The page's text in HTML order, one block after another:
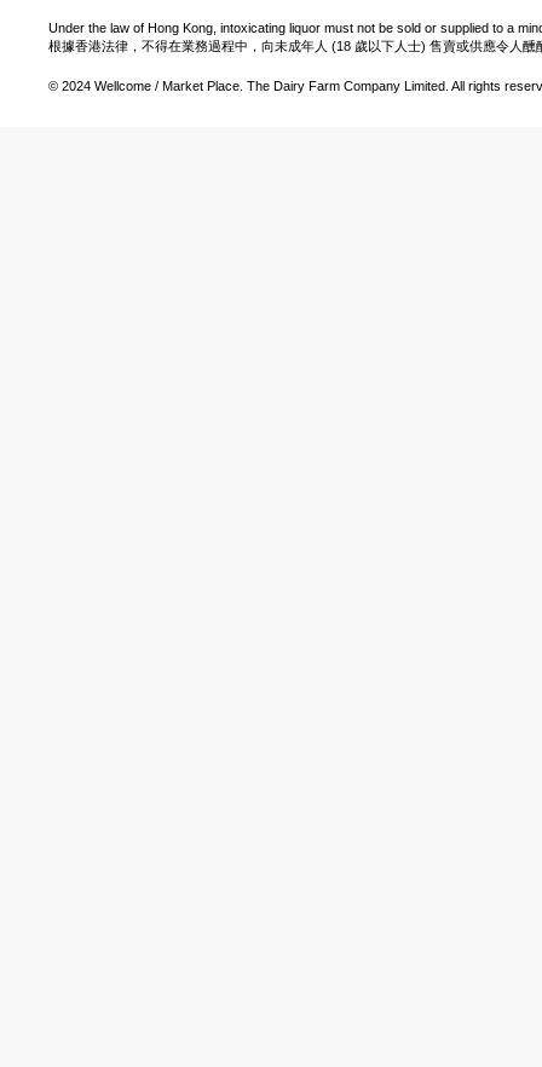
Under the law of Hong Kong, intoxicating liquor must not be sold or supplied to a
根據香港法律，不得在業務過程中，向未成年人 (18 歲以下人士) 售賣或供應令人醺
© 2024 Wellcome / Market Place. The Dairy Farm Company Limited. All rights